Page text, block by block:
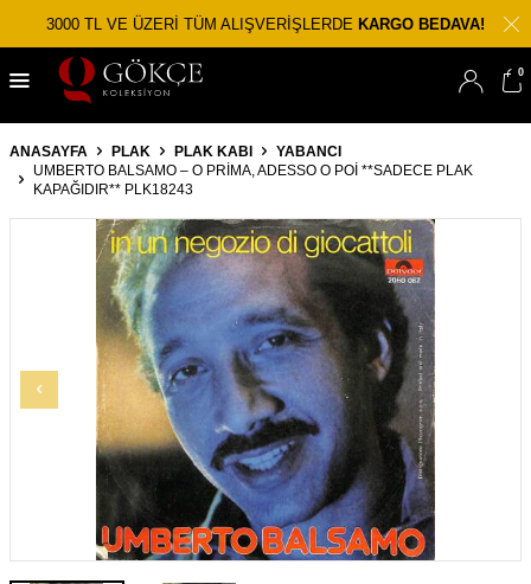
3000 TL VE ÜZERİ TÜM ALIŞVERİŞLERDE KARGO BEDAVA!
0
ANASAYFA PLAK PLAK KABI
YABANCI
UMBERTO BALSAMO – O PRIMA, ADESSO O POI **SADECE PLAK
KAPAĞIDIR** PLK18243